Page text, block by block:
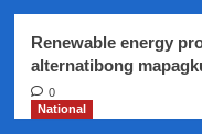
Renewable energy
alternatibong
0
National